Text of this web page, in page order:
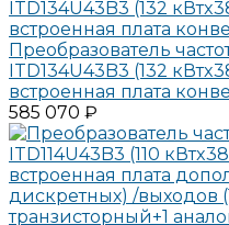
Преобразователь
ITD134U43B3 (132
встроенная плата
585 070 ₽